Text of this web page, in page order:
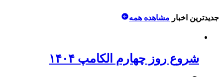
جدیدترین اخبار مشاهده همه
شروع روز چهارم الکامپ ۱۴۰۴